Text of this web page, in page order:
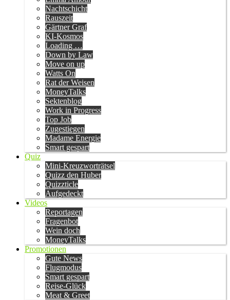
Nachtschicht
Rauszeit
Gärtner Graf
KI-Kosmos
Loading …
Down by Law
Move on up
Watts On
Rat der Weisen
MoneyTalks
Sektenblog
Work in Progress
Top Job
Zugestiegen
Madame Energie
Smart gespart
Quiz
Mini-Kreuzworträtsel
Quizz den Huber
Quizzticle
Aufgedeckt
Videos
Reportagen
Fragenbot
Wein doch
MoneyTalks
Promotionen
Gute News
Flugmodus
Smart gespart
Reise-Glück
Meat & Greet